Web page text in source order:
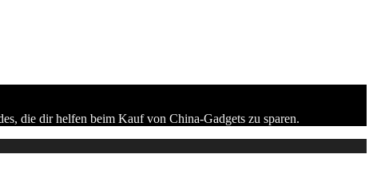
die dir helfen beim Kauf von China-Gadgets zu sparen.